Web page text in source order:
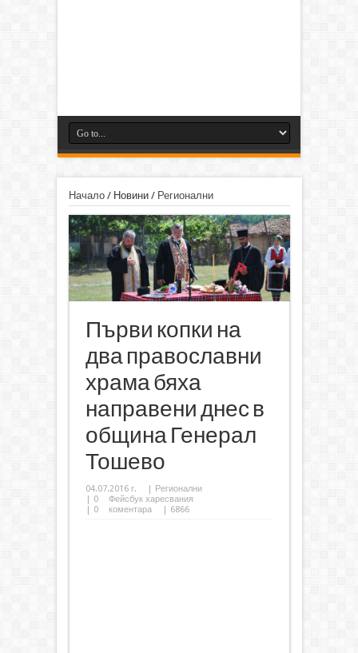
Начало/ Новини/ Регионални
Първи копки на
два православни
храма бяха
направени днес в
община Генерал
Тошево
04.07.2016 г.
Регионални
0
Фейсбук харесвания
0 коментара | 6866